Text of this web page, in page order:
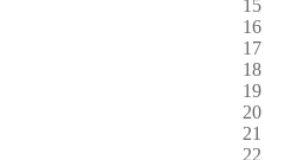
15
16
17
18
19
20
21
22